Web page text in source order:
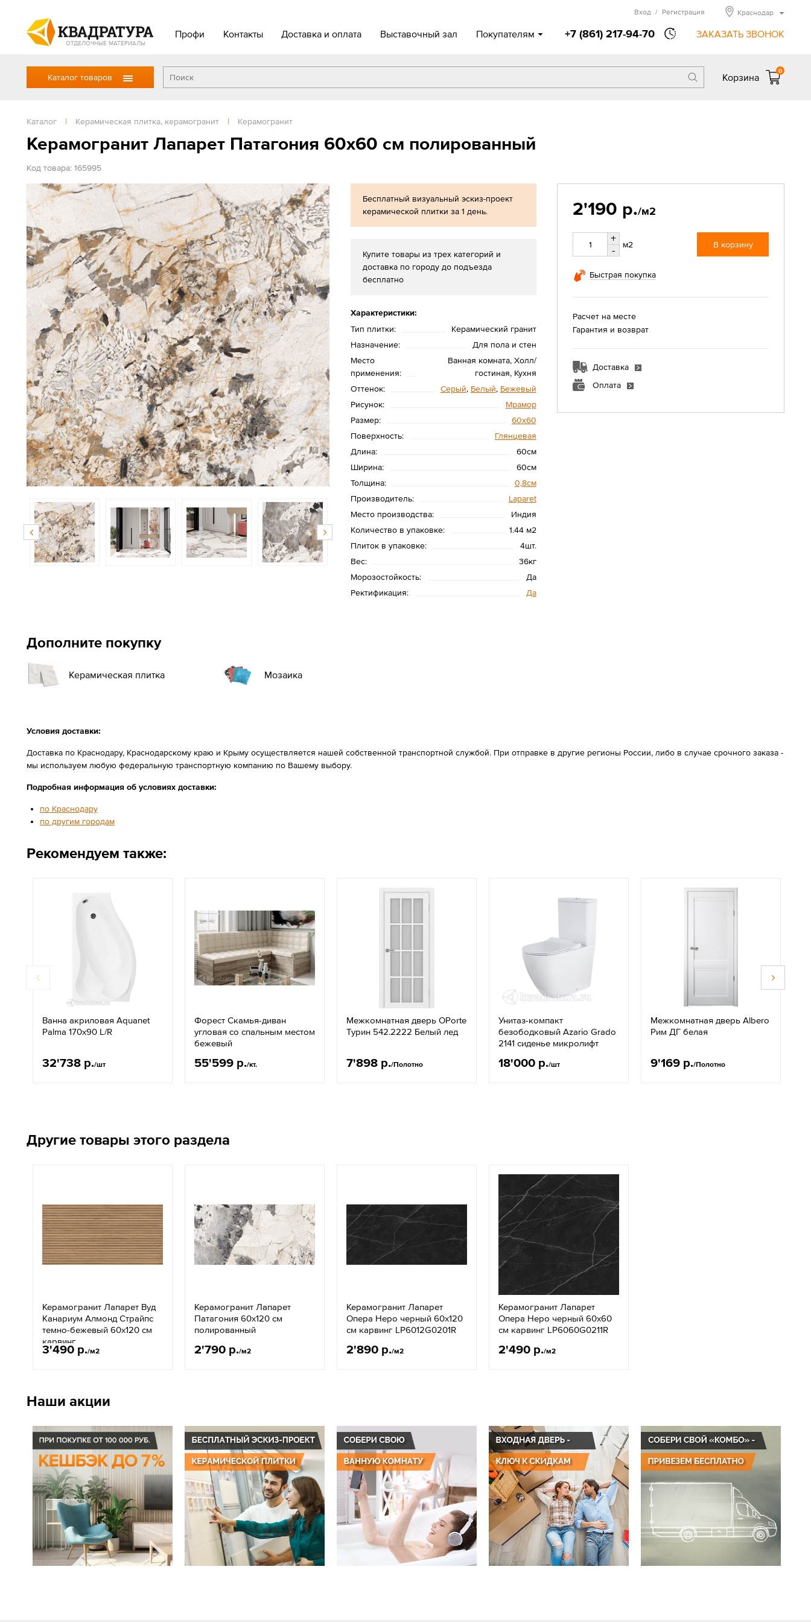
ОТДЕЛОЧНЫЕ МАТЕРИАЛЫ
Профи Контакты Доставка и оплата Выставочный зал Покупателям +7 (861) 217-94-70 ЗАКАЗАТЬ ЗВОНОК
Вход / Регистрация Краснодар
Каталог товаров Корзина
0
Каталог | Керамическая плитка, керамогранит | Керамогранит
Керамогранит Лапарет Патагония 60x60 см полированный
Код товара: 165995
Бесплатный визуальный эскиз-проект
керамической плитки за 1 день.
Купите товары из трех категорий и
доставка по городу до подъезда
бесплатно
Характеристики:
Тип плитки:
Керамический гранит
Назначение:
Для пола и стен
Место
применения:
Ванная комната, Холл/
гостиная, Кухня
Оттенок:
Серый, Белый, Бежевый
Рисунок:
Мрамор
Размер:
60х60
Поверхность:
Глянцевая
Длина:
60см
Ширина:
60см
Толщина:
0,8см
Производитель:
Laparet
Место производства:
Индия
Количество в упаковке:
1.44 м2
Плиток в упаковке:
4шт.
Вес:
36кг
Морозостойкость:
Да
Ректификация:
Да
2'190 р./м2
+
-
м2 В корзину
Быстрая покупка
Расчет на месте
Гарантия и возврат
Доставка
Оплата
Дополните покупку
Керамическая плитка Мозаика
Условия доставки:
Доставка по Краснодару, Краснодарскому краю и Крыму осуществляется нашей собственной транспортной службой. При отправке в другие регионы России, либо в случае срочного заказа -
мы используем любую федеральную транспортную компанию по Вашему выбору.
Подробная информация об условиях доставки:
по Краснодару
по другим городам
Рекомендуем также:
Ванна акриловая Aquanet
Palma 170x90 L/R
32'738 р./шт
Форест Скамья-диван
угловая со спальным местом
бежевый
55'599 р./кт.
Межкомнатная дверь OPorte
Турин 542.2222 Белый лед
7'898 р./Полотно
Унитаз-компакт
безободковый Azario Grado
2141 сиденье микролифт
18'000 р./шт
Межкомнатная дверь Albero
Рим ДГ белая
9'169 р./Полотно
Другие товары этого раздела
Керамогранит Лапарет Вуд
Канариум Алмонд Страйпс
темно-бежевый 60x120 см
карвинг
3'490 р./м2
Керамогранит Лапарет
Патагония 60x120 см
полированный
2'790 р./м2
Керамогранит Лапарет
Опера Неро черный 60x120
см карвинг LP6012G0201R
2'890 р./м2
Керамогранит Лапарет
Опера Неро черный 60x60
см карвинг LP6060G0211R
2'490 р./м2
Наши акции